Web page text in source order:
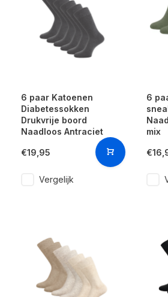
6 paar Katoenen
Diabetessokken
Drukvrije boord
Naadloos Antraciet
€19,95
Vergelijk
6
mix